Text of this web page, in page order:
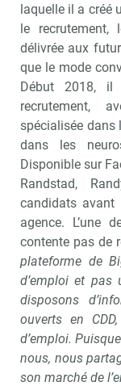
laquelle il a créé
le recrutement,
délivrée aux
que le mode
Début 2018,
recrutement,
spécialisée dans
dans les
Disponible sur
Randstad,
candidats avant
agence. L’une
contente pas de
plateforme de
d’emploi et pas
disposons
ouverts en
d’emploi.
nous, nous
son marché de